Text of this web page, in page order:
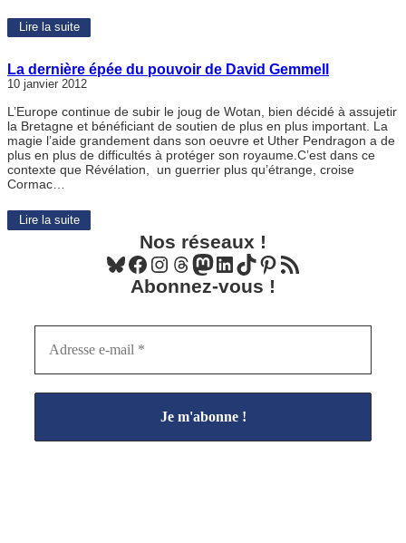
Lire la suite
La dernière épée du pouvoir de David Gemmell
10 janvier 2012
L’Europe continue de subir le joug de Wotan, bien décidé à assujetir
la Bretagne et bénéficiant de soutien de plus en plus important. La
magie l’aide grandement dans son oeuvre et Uther Pendragon a de
plus en plus de difficultés à protéger son royaume.C’est dans ce
contexte que Révélation, un guerrier plus qu’étrange, croise
Cormac…
Lire la suite
Nos réseaux !
Bluesky Facebook Instagram Threads Mastodon LinkedIn TikTok Pinterest Flux RSS
Abonnez-vous !